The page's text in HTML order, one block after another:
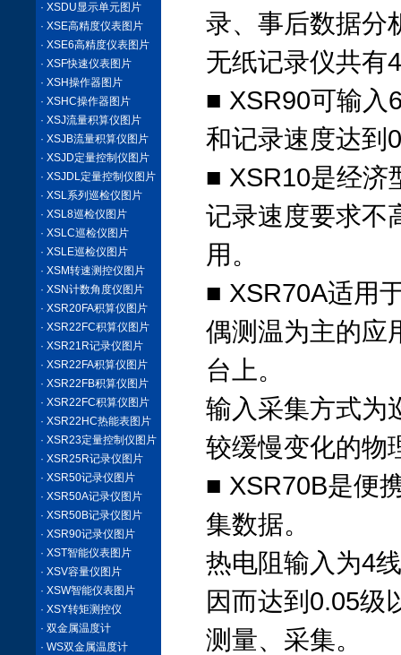
· XSDU显示单元图片
· XSE高精度仪表图片
· XSE6高精度仪表图片
· XSF快速仪表图片
· XSH操作器图片
· XSHC操作器图片
· XSJ流量积算仪图片
· XSJB流量积算仪图片
· XSJD定量控制仪图片
· XSJDL定量控制仪图片
· XSL系列巡检仪图片
· XSL8巡检仪图片
· XSLC巡检仪图片
· XSLE巡检仪图片
· XSM转速测控仪图片
· XSN计数角度仪图片
· XSR20FA积算仪图片
· XSR22FC积算仪图片
· XSR21R记录仪图片
· XSR22FA积算仪图片
· XSR22FB积算仪图片
· XSR22FC积算仪图片
· XSR22HC热能表图片
· XSR23定量控制仪图片
· XSR25R记录仪图片
· XSR50记录仪图片
· XSR50A记录仪图片
· XSR50B记录仪图片
· XSR90记录仪图片
· XST智能仪表图片
· XSV容量仪图片
· XSW智能仪表图片
· XSY转矩测控仪
· 双金属温度计
· WS双金属温度计
录、事后数据分
无纸记录仪共有
■ XSR90可输入
和记录速度达到
■ XSR10是经济
记录速度要求不
用。
■ XSR70A适用
偶测温为主的应
台上。
输入采集方式为
较缓慢变化的物
■ XSR70B是便
集数据。
热电阻输入为4
因而达到0.05级
测量、采集。